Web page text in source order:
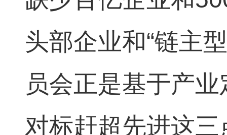
头部企业和“链主
员会正是基于产
对标赶超先进这